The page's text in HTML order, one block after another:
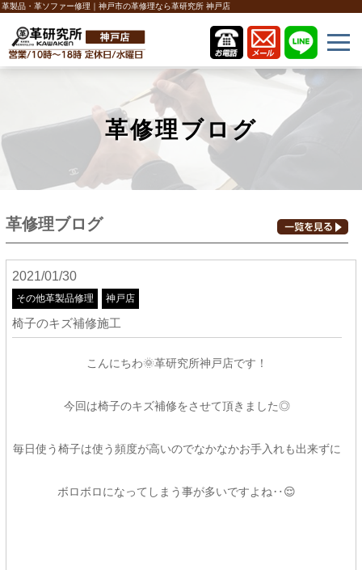
革製品・革ソファー修理｜神戸市の革修理なら革研究所 神戸店
革修理ブログ
革修理ブログ
2021/01/30
その他革製品修理 神戸店
椅子のキズ補修施工
こんにちわ🌞革研究所神戸店です！
今回は椅子のキズ補修をさせて頂きました◎
毎日使う椅子は使う頻度が高いのでなかなかお手入れも出来ずに
ボロボロになってしまう事が多いですよね‥😌